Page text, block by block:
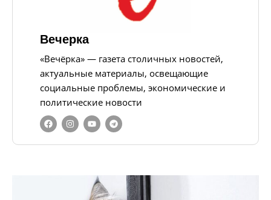
Вечерка
«Вечёрка» — газета столичных новостей,
актуальные материалы, освещающие
социальные проблемы, экономические и
политические новости